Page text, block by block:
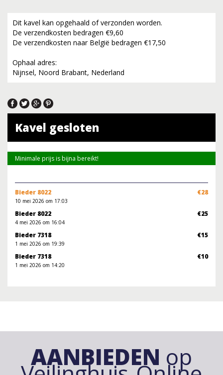
Dit kavel kan opgehaald of verzonden worden.
De verzendkosten bedragen €9,60
De verzendkosten naar België bedragen €17,50
Ophaal adres:
Nijnsel, Noord Brabant, Nederland
Kavel gesloten
Minimale prijs is bijna bereikt!
Bieder 8022 €28
10 mei 2026 om 17:03
Bieder 8022 €25
4 mei 2026 om 16:04
Bieder 7318 €15
1 mei 2026 om 19:39
Bieder 7318 €10
1 mei 2026 om 14:20
AANBIEDEN op